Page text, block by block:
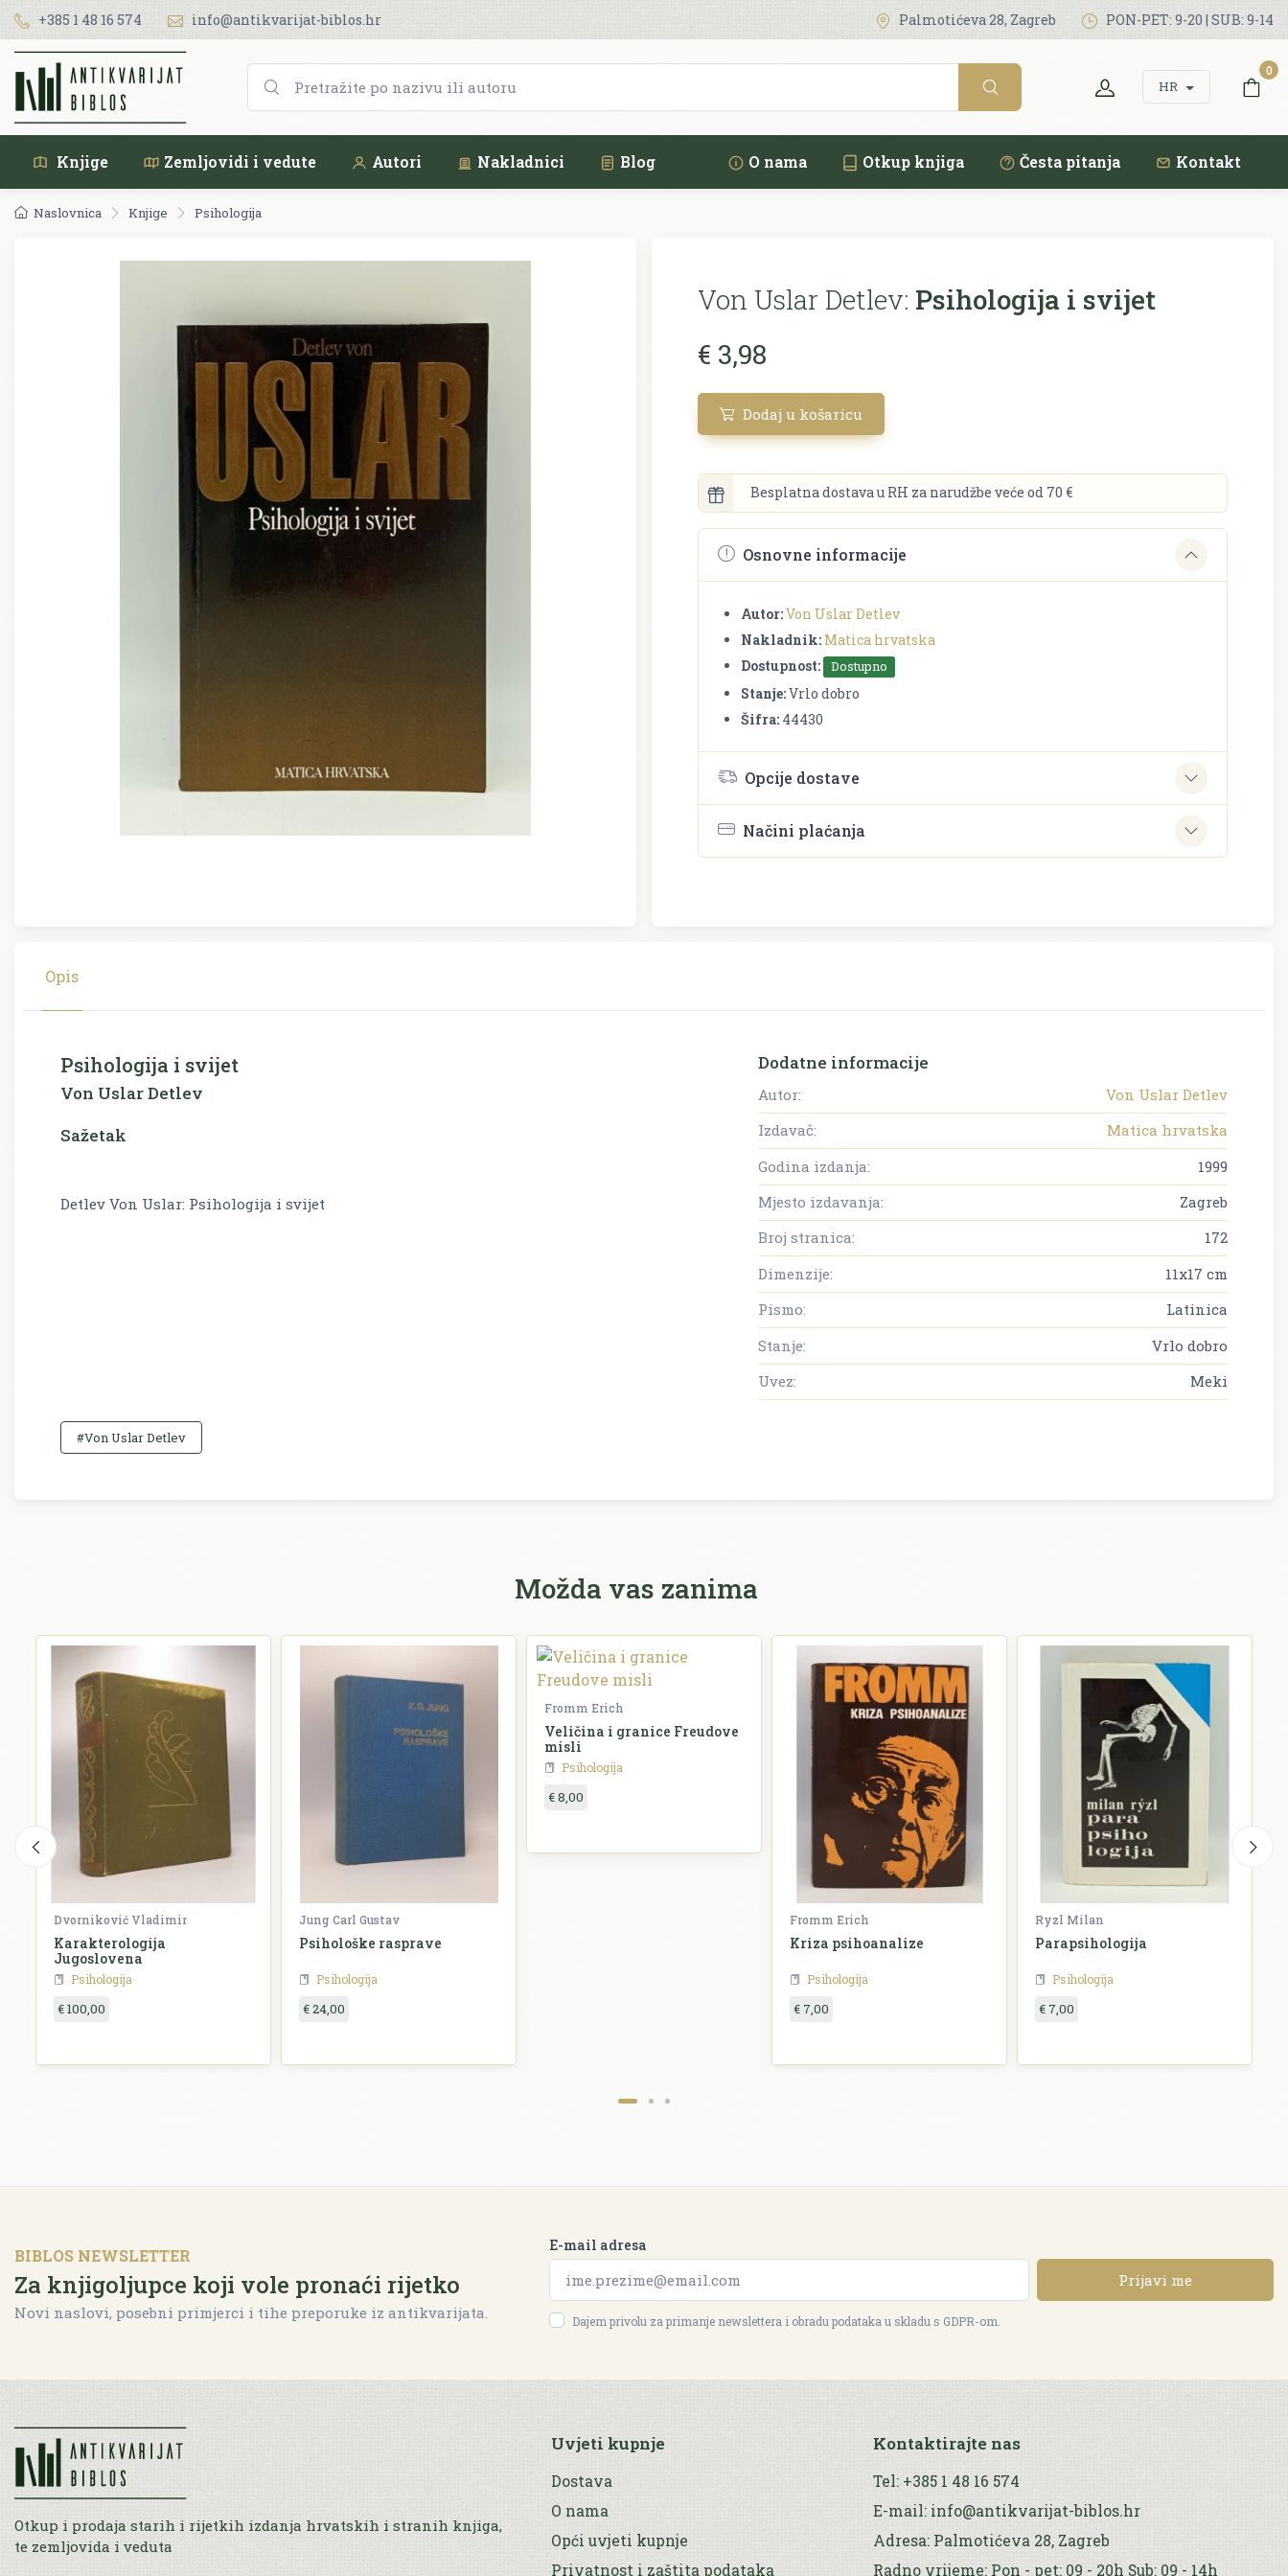
+385 1 48 16 574 info@antikvarijat-biblos.hr Palmotićeva 28, Zagreb PON-PET: 9-20 | SUB: 9-14
HR
0
Knjige Zemljovidi i vedute Autori Nakladnici Blog O nama Otkup knjiga Česta pitanja Kontakt
Naslovnica Knjige Psihologija
Von Uslar Detlev: Psihologija i svijet
€ 3,98
Dodaj u košaricu
Besplatna dostava u RH za narudžbe veće od 70 €
Osnovne informacije
Autor:Von Uslar Detlev
Nakladnik: Matica hrvatska
Dostupnost:
Dostupno
Stanje:Vrlo dobro
Šifra: 44430
Opcije dostave
Načini plaćanja
Opis
Psihologija i svijet
Von Uslar Detlev
Sažetak
Detlev Von Uslar: Psihologija i svijet
#Von Uslar Detlev
Dodatne informacije
Autor:
Von Uslar Detlev
Izdavač:
Matica hrvatska
Godina izdanja:
1999
Mjesto izdavanja:
Zagreb
Broj stranica:
172
Dimenzije:
11x17 cm
Pismo:
Latinica
Stanje:
Vrlo dobro
Uvez:
Meki
Možda vas zanima
Dvorniković Vladimir
Karakterologija
Jugoslovena
Psihologija
€ 100,00
Jung Carl Gustav
Psihološke rasprave
Psihologija
€ 24,00
Fromm Erich
Veličina i granice Freudove
misli
Psihologija
€ 8,00
Fromm Erich
Kriza psihoanalize
Psihologija
€ 7,00
Ryzl Milan
Parapsihologija
Psihologija
€ 7,00
BIBLOS NEWSLETTER
Za knjigoljupce koji vole pronaći rijetko
Novi naslovi, posebni primjerci i tihe preporuke iz antikvarijata.
E-mail adresa
Prijavi me
Dajem privolu za primanje newslettera i obradu podataka u skladu s GDPR-om.
Otkup i prodaja starih i rijetkih izdanja hrvatskih i stranih knjiga,
te zemljovida i veduta
Uvjeti kupnje
Dostava
O nama
Opći uvjeti kupnje
Privatnost i zaštita podataka
Kontaktirajte nas
Tel: +385 1 48 16 574
E-mail: info@antikvarijat-biblos.hr
Adresa: Palmotićeva 28, Zagreb
Radno vrijeme: Pon - pet: 09 - 20h Sub: 09 - 14h